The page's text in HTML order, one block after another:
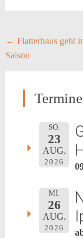
Post
navigation
← Flatterhaus geht
Saison
Termine
SO.
23
AUG.
2026
MI.
26
AUG.
2026